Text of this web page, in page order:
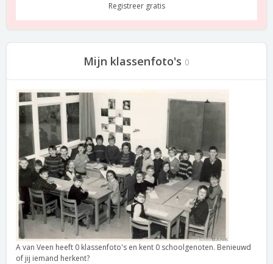
Registreer gratis
Mijn klassenfoto's 0
A van Veen heeft 0 klassenfoto's en kent 0 schoolgenoten. Benieuwd
of jij iemand herkent?